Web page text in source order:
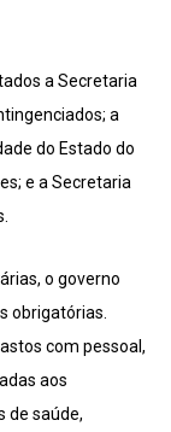
a Secretaria
a
do Estado do
e a Secretaria
o governo
obrigatórias.
com pessoal,
aos
de saúde,